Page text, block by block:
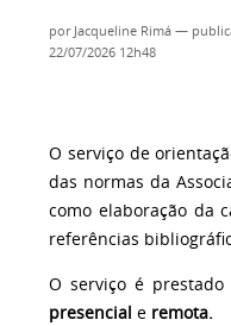
por Jacqueline Rimá —
22/07/2026 12h48
O serviço de
das normas da
como elaboração da
referências
O serviço é prestado
presencial e remota.